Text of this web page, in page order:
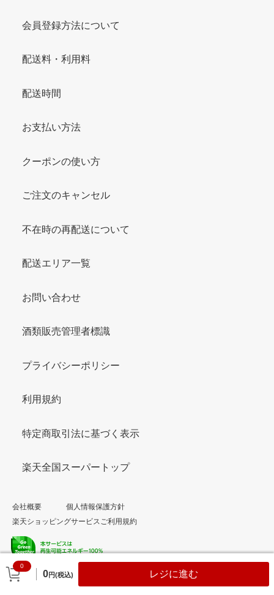
0
0円(税込) レジに進む
会員登録方法について
配送料・利用料
配送時間
お支払い方法
クーポンの使い方
ご注文のキャンセル
不在時の再配送について
配送エリア一覧
お問い合わせ
酒類販売管理者標識
プライバシーポリシー
利用規約
特定商取引法に基づく表示
楽天全国スーパートップ
会社概要
個人情報保護方針
楽天ショッピングサービスご利用規約
© Rakuten Group, Inc.